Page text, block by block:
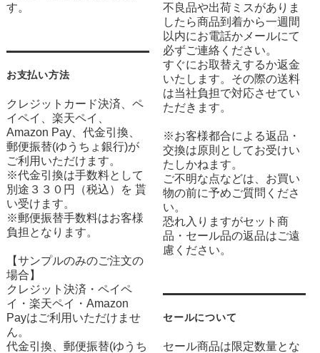
す。
お支払い方法
クレジットカード決済、ペ
イペイ、楽天ペイ、
Amazon Pay、代金引換、
郵便振替(ゆうちょ銀行)が
ご利用いただけます。
※代金引換は手数料として
別途３３０円（税込）を 貰
い受けます。
※郵便振替手数料はお客様
負担となります。
【サンプルのみのご注文の
場合】
クレジット決済・ペイペ
イ・楽天ペイ・Amazon
Payはご利用いただけませ
ん。
代金引換、郵便振替(ゆうち
不良品や出荷ミスがありま
したら商品到着から一週間
以内にお電話かメールにて
必ずご連絡ください。
すぐにお取替えするか返金
いたします。その際の送料
は当社負担で対応させてい
ただきます。
※お客様都合による返品・
交換は原則としてお受けい
たしかねます。
ご不明な点などは、お買い
物の前に予めご質問くださ
い。
恐れ入りますがセット商
品・セール品の返品はご遠
慮ください。
セールについて
セール商品は限定数量とな